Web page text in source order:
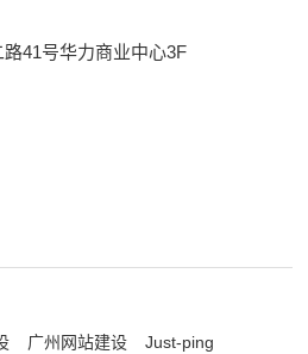
41号华力商业中心3F
广州网站建设
Just-ping